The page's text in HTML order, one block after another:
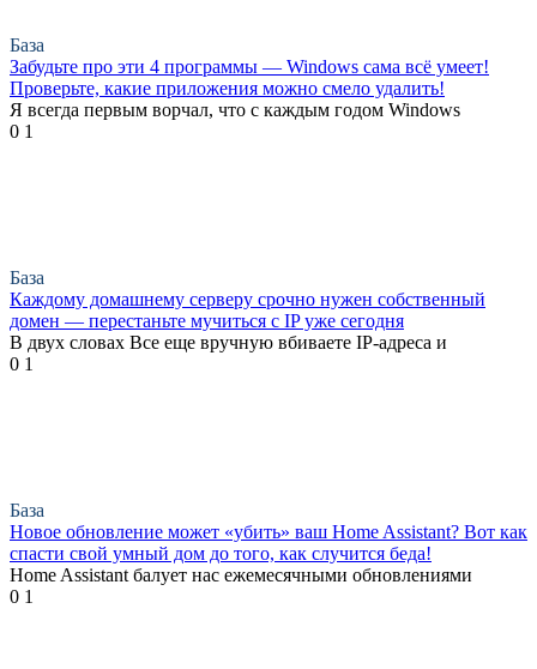
База
Забудьте про эти 4 программы — Windows сама всё умеет!
Проверьте, какие приложения можно смело удалить!
Я всегда первым ворчал, что с каждым годом Windows
0 1
База
Каждому домашнему серверу срочно нужен собственный
домен — перестаньте мучиться с IP уже сегодня
В двух словах Все еще вручную вбиваете IP-адреса и
0 1
База
Новое обновление может «убить» ваш Home Assistant? Вот как
спасти свой умный дом до того, как случится беда!
Home Assistant балует нас ежемесячными обновлениями
0 1